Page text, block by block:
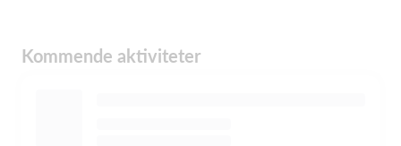
Kommende aktiviteter